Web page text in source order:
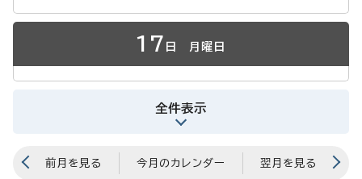
17 日 月曜日
全件表示
前月を見る 今月のカレンダー 翌月を見る